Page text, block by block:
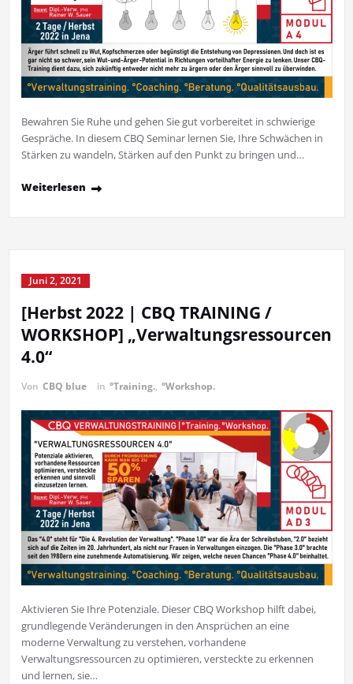
Bewahren Sie Ruhe und gehen Sie gut vorbereitet in schwierige
Gespräche. In diesem CBQ Seminar lernen Sie, Ihre Schwächen in
Stärken zu wandeln, Stärken auf den Punkt zu bringen und…
Weiterlesen
Juni 2, 2021
[Herbst 2022 | CBQ TRAINING /
WORKSHOP] „Verwaltungsressourcen
4.0“
Von CBQ blue in °Training., °Workshop.
Aktivieren Sie Ihre Potenziale. Dieser CBQ Workshop hilft dabei,
grundlegende Veränderungen in den Ansprüchen an eine
moderne Verwaltung zu verstehen, vorhandene
Verwaltungsressourcen zu optimieren, versteckte zu erkennen
und lernen, sie…